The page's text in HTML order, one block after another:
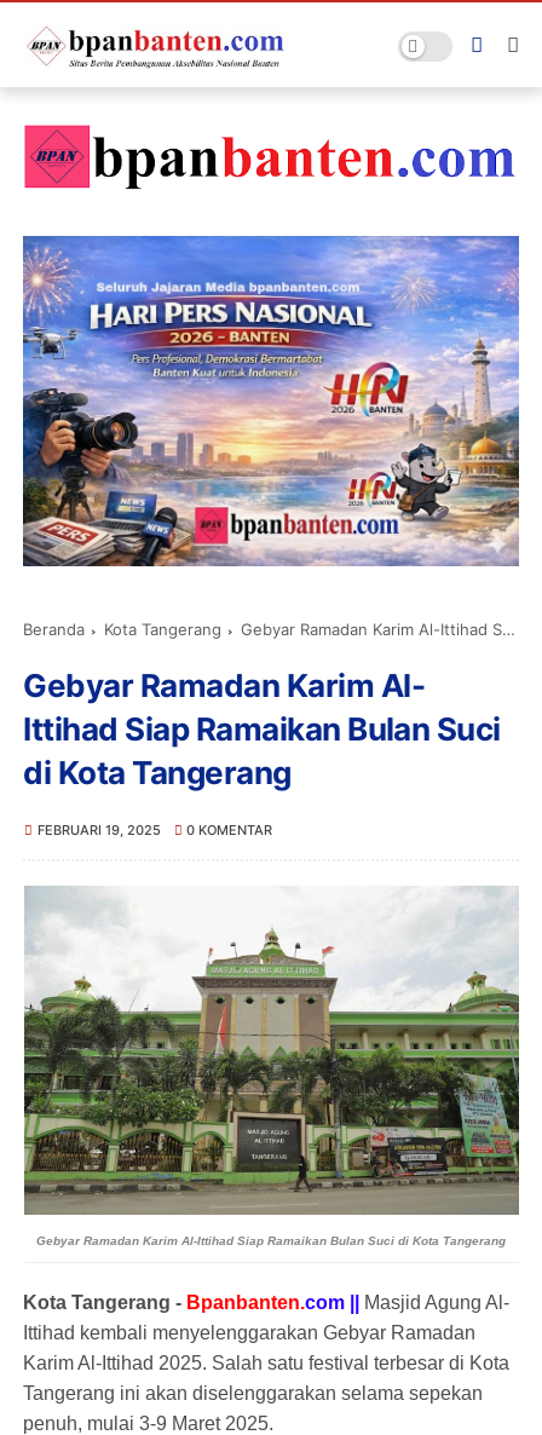
Beranda Kota Tangerang Gebyar Ramadan Karim Al-Ittihad Siap Ramaikan Bulan Suci di Kota Tangerang
Gebyar Ramadan Karim Al-
Ittihad Siap Ramaikan Bulan Suci
di Kota Tangerang
FEBRUARI 19, 2025 0 KOMENTAR
Gebyar Ramadan Karim Al-Ittihad Siap Ramaikan Bulan Suci di Kota Tangerang
Kota Tangerang - Bpanbanten.com || Masjid Agung Al-
Ittihad kembali menyelenggarakan Gebyar Ramadan
Karim Al-Ittihad 2025. Salah satu festival terbesar di Kota
Tangerang ini akan diselenggarakan selama sepekan
penuh, mulai 3-9 Maret 2025.